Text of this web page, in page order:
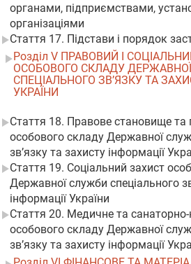
органами, підприємствами,
організаціями
Стаття 17. Підстави і порядок
Розділ V ПРАВОВИЙ І
ОСОБОВОГО СКЛАДУ
СПЕЦІАЛЬНОГО ЗВ’ЯЗКУ ТА
УКРАЇНИ
Стаття 18. Правове становище та
особового складу Державної
зв’язку та захисту інформації
Стаття 19. Соціальний захист
Державної служби спеціального
інформації України
Стаття 20. Медичне та
особового складу Державної
зв’язку та захисту інформації